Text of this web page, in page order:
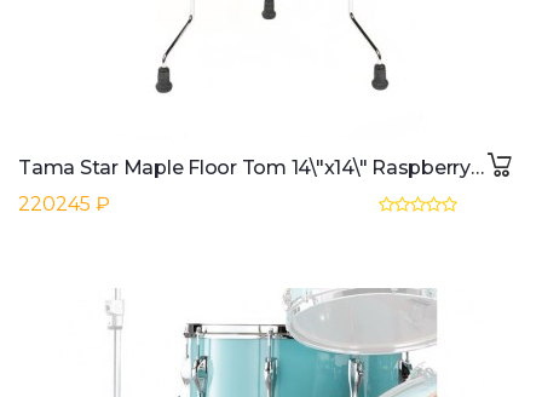
Tama Star Maple Floor Tom 14\"x14\" Raspberry Curly Maple
220245 ₽